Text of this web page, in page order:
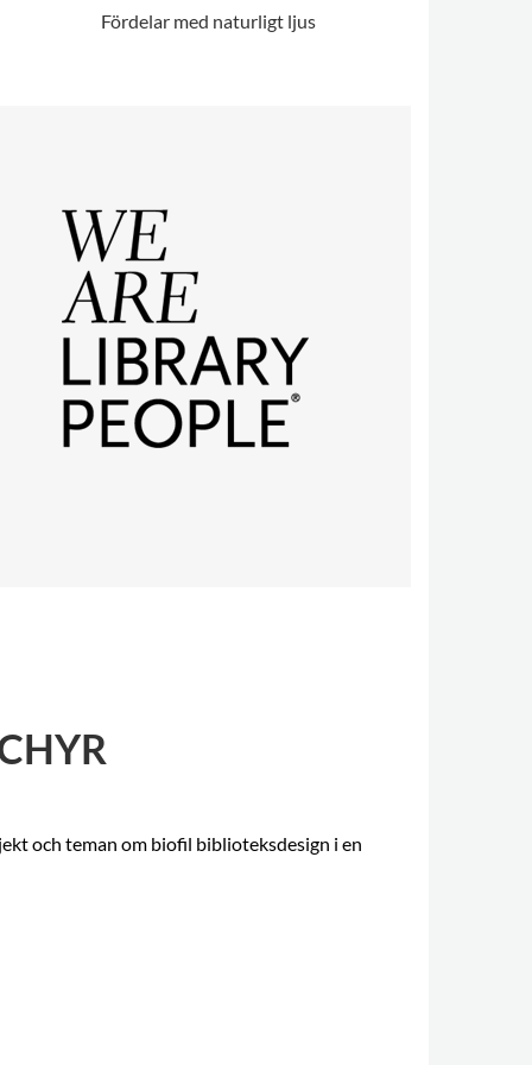
Fördelar med naturligt ljus
och teman om biofil biblioteksdesign i en